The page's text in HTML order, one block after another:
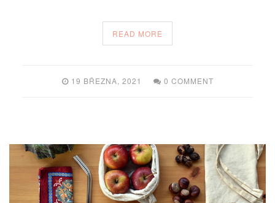
READ MORE
19 BŘEZNA, 2021 0 COMMENT